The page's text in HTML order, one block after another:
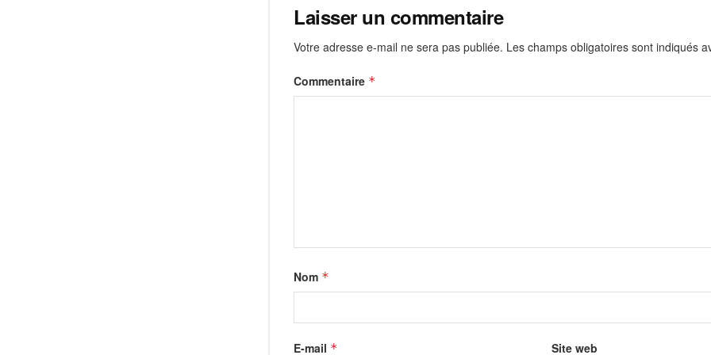
Laisser un commentaire
Votre adresse e-mail ne sera pas publiée. Les champs obligatoires sont indiqués
Commentaire *
Nom *
E-mail * Site web